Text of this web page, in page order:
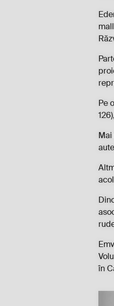
Pe
în